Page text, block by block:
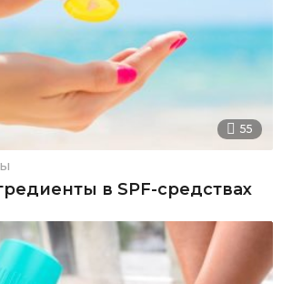
55
в SPF-средствах